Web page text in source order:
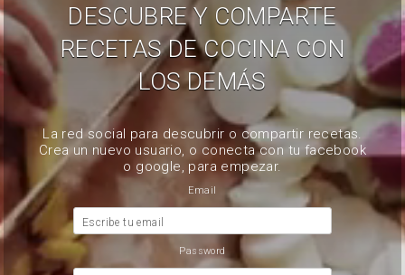
DESCUBRE Y COMPARTE
RECETAS DE COCINA CON
LOS DEMÁS
La red social para descubrir o compartir recetas.
Crea un nuevo usuario, o conecta con tu facebook
o google, para empezar.
Email
Escribe tu email
Password